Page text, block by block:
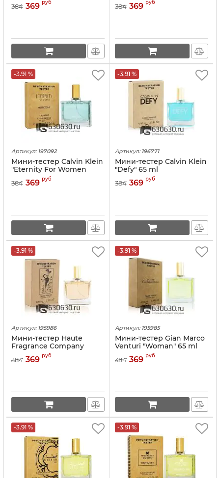
384 369 руб 384 369 руб
-3.91 %
Артикул: 197092
Мини-тестер Calvin Klein
"Eternity For Women
Reflections" 65 ml
384 369 руб
-3.91 %
Артикул: 196771
Мини-тестер Calvin Klein
"Defy" 65 ml
384 369 руб
-3.91 %
Артикул: 195986
Мини-тестер Haute
Fragrance Company
"Devil's Intrigue" 65 ml
384 369 руб
-3.91 %
Артикул: 195985
Мини-тестер Gian Marco
Venturi "Woman" 65 ml
384 369 руб
-3.91 % -3.91 %